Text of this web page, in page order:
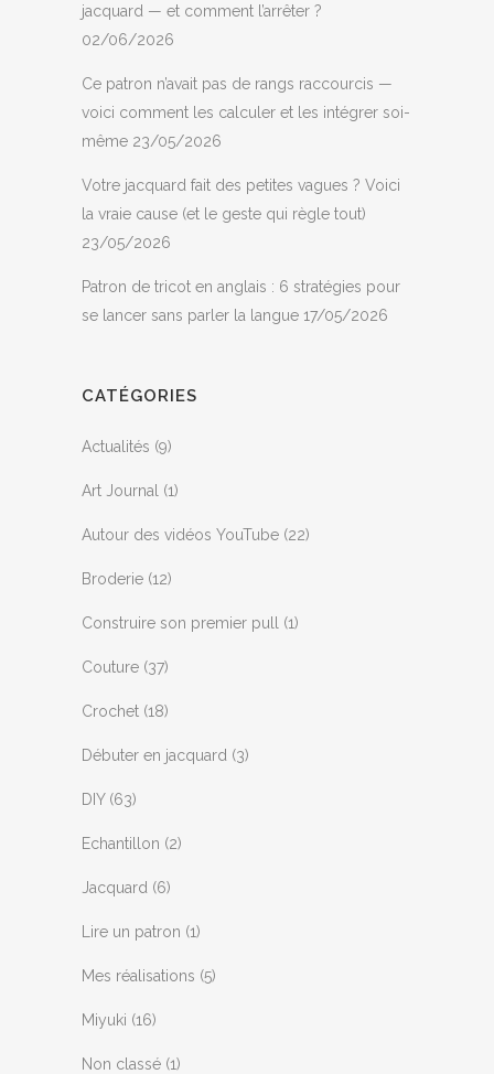
jacquard — et comment l’arrêter ?
02/06/2026
Ce patron n’avait pas de rangs raccourcis —
voici comment les calculer et les intégrer soi-
même 23/05/2026
Votre jacquard fait des petites vagues ? Voici
la vraie cause (et le geste qui règle tout)
23/05/2026
Patron de tricot en anglais : 6 stratégies pour
se lancer sans parler la langue 17/05/2026
CATÉGORIES
Actualités (9)
Art Journal (1)
Autour des vidéos YouTube (22)
Broderie (12)
Construire son premier pull (1)
Couture (37)
Crochet (18)
Débuter en jacquard (3)
DIY(63)
Echantillon (2)
Jacquard (6)
Lire un patron (1)
Mes réalisations (5)
Miyuki (16)
Non classé (1)